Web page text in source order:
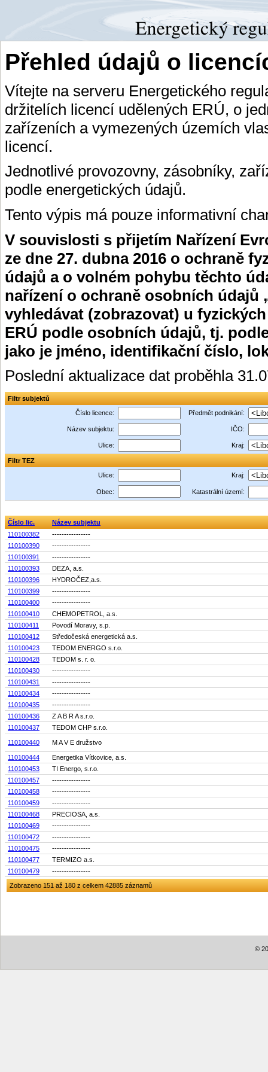
Přehled údajů o
Vítejte na serveru Energetického
držitelích licencí udělených ERÚ, o
zařízeních a vymezených územích
licencí.
Jednotlivé provozovny, zásobníky,
podle energetických údajů.
Tento výpis má pouze informativní
V souvislosti s přijetím Nařízení
ze dne 27. dubna 2016 o ochraně
údajů a o volném pohybu těchto
nařízení o ochraně osobních údajů
vyhledávat (zobrazovat) u
ERÚ podle osobních údajů, tj.
jako je jméno, identifikační číslo,
Poslední aktualizace dat proběhla
Filtr subjektů
Číslo licence:
Předmět podnikání:
Název subjektu: IČO:
Ulice: Kraj:
Filtr TEZ
Ulice:
Kraj:
Obec: Katastrální území:
Číslo lic.
Název subjektu
110100382
----------------
110100390
----------------
110100391
----------------
110100393
DEZA, a.s.
110100396
HYDROČEZ,a.s.
110100399
----------------
110100400
----------------
110100410
CHEMOPETROL, a.s.
110100411
Povodí Moravy, s.p.
110100412
Středočeská energetická a.s.
110100423
TEDOM ENERGO s.r.o.
110100428
TEDOM s. r. o.
110100430
----------------
110100431
----------------
110100434
----------------
110100435
----------------
110100436
Z A B R A s.r.o.
110100437
TEDOM CHP s.r.o.
110100440 M A V E družstvo
110100444
Energetika Vítkovice, a.s.
110100453
TI Energo, s.r.o.
110100457
----------------
110100458
----------------
110100459
----------------
110100468
PRECIOSA, a.s.
110100469
----------------
110100472
----------------
110100475
----------------
110100477
TERMIZO a.s.
110100479
----------------
Zobrazeno 151 až 180 z celkem 42885 záznamů
©